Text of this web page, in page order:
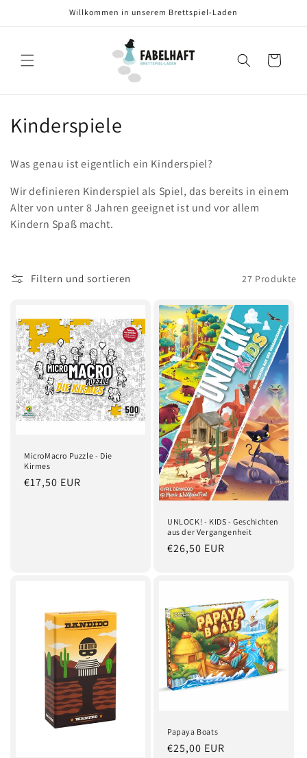
Willkommen in unserem Brettspiel-Laden
Warenkorb
K
e
g
r
e
Kinderspiele
Was genau ist eigentlich ein Kinderspiel?
Wir definieren Kinderspiel als Spiel, das bereits in einem
Alter von unter 8 Jahren geeignet ist und vor allem
Kindern Spaß macht.
Filtern und sortieren 27 Produkte
MicroMacro Puzzle - Die
Kirmes
Normaler
€17,50 EUR
UNLOCK! - KIDS - Geschichten
aus der Vergangenheit
Normaler
€26,50 EUR
Papaya Boats
Normaler
€25,00 EUR